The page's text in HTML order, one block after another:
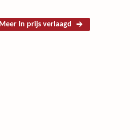
Meer In prijs verlaagd